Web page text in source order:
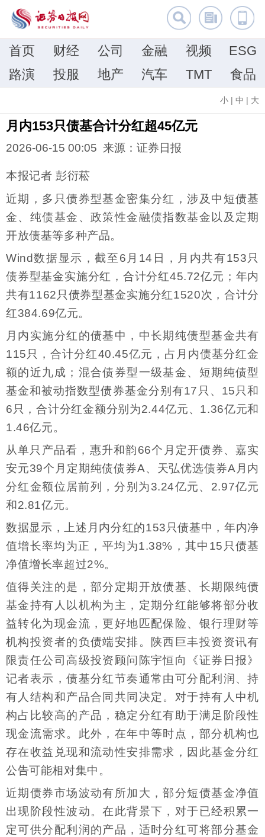
首页 财经 公司 金融 视频
ESG
路演
投服 地产 汽车 TMT 食品
小 | 中 | 大
月内153只债基合计分红超45亿元
2026-06-15 00:05 来源：证券日报
本报记者 彭衍菘
近期，多只债券型基金密集分红，涉及中短债基
金、纯债基金、政策性金融债指数基金以及定期
开放债基等多种产品。
Wind数据显示，截至6月14日，月内共有153只
债券型基金实施分红，合计分红45.72亿元；年内
共有1162只债券型基金实施分红1520次，合计分
红384.69亿元。
月内实施分红的债基中，中长期纯债型基金共有
115只，合计分红40.45亿元，占月内债基分红金
额的近九成；混合债券型一级基金、短期纯债型
基金和被动指数型债券基金分别有17只、15只和
6只，合计分红金额分别为2.44亿元、1.36亿元和
1.46亿元。
从单只产品看，惠升和韵66个月定开债券、嘉实
安元39个月定期纯债债券A、天弘优选债券A月内
分红金额位居前列，分别为3.24亿元、2.97亿元
和2.81亿元。
数据显示，上述月内分红的153只债基中，年内净
值增长率均为正，平均为1.38%，其中15只债基
净值增长率超过2%。
值得关注的是，部分定期开放债基、长期限纯债
基金持有人以机构为主，定期分红能够将部分收
益转化为现金流，更好地匹配保险、银行理财等
机构投资者的负债端安排。陕西巨丰投资资讯有
限责任公司高级投资顾问陈宇恒向《证券日报》
记者表示，债基分红节奏通常由可分配利润、持
有人结构和产品合同共同决定。对于持有人中机
构占比较高的产品，稳定分红有助于满足阶段性
现金流需求。此外，在年中等时点，部分机构也
存在收益兑现和流动性安排需求，因此基金分红
公告可能相对集中。
近期债券市场波动有所加大，部分短债基金净值
出现阶段性波动。在此背景下，对于已经积累一
定可供分配利润的产品，适时分红可将部分基金